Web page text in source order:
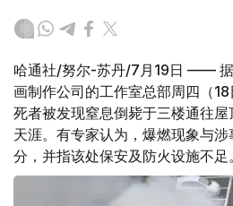
哈通社/努尔-苏丹/7月19日 ——
画制作公司的工作室总部周四（
死者被发现窒息倒毙于三楼通往
天涯。有专家认为，爆燃现象与
分，并指该处保安及防火设施不足。